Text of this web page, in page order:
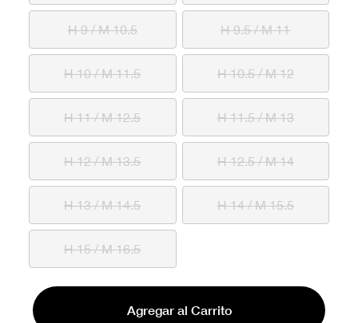
H 9 / M 10.5 H 9.5 / M 11
H 10 / M 11.5 H 10.5 / M 12
H 11 / M 12.5 H 11.5 / M 13
H 12 / M 13.5 H 12.5 / M 14
H 13 / M 14.5 H 14 / M 15.5
H 15 / M 16.5
Agregar al Carrito